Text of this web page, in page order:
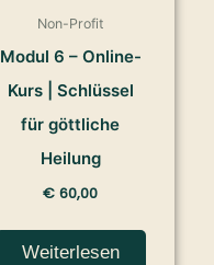
Non-Profit
Modul 6 – Online-
Kurs | Schlüssel
für göttliche
Heilung
€ 60,00
Weiterlesen